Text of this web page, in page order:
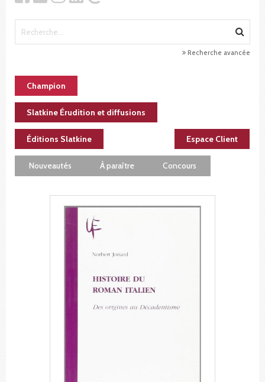
Recherche avancée
Champion
Slatkine Érudition et diffusions
Éditions Slatkine Espace Client
Nouveautés À paraître Concours